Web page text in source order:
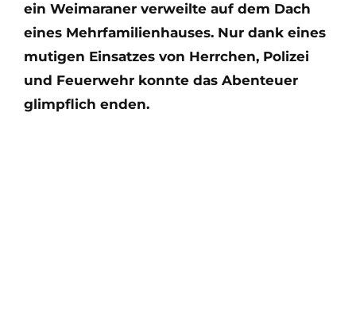
ein Weimaraner verweilte auf dem Dach
eines Mehrfamilienhauses. Nur dank eines
mutigen Einsatzes von Herrchen, Polizei
und Feuerwehr konnte das Abenteuer
glimpflich enden.